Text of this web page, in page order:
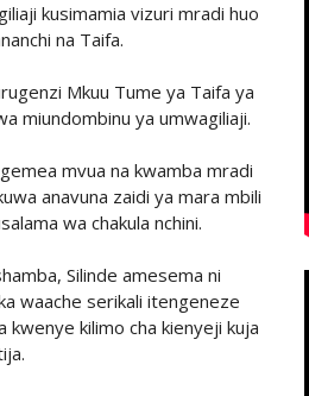
kusimamia vizuri mradi huo
na Taifa.
Mkuu Tume ya Taifa ya
miundombinu ya umwagiliaji.
mvua na kwamba mradi
anavuna zaidi ya mara mbili
wa chakula nchini.
Silinde amesema ni
waache serikali itengeneze
kwenye kilimo cha kienyeji kuja